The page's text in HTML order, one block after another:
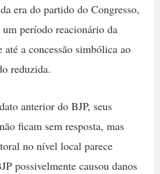
era do partido do Congresso,
um período reacionário da
a concessão simbólica ao
reduzida.
anterior do BJP, seus
ficam sem resposta, mas
no nível local parece
possivelmente causou danos